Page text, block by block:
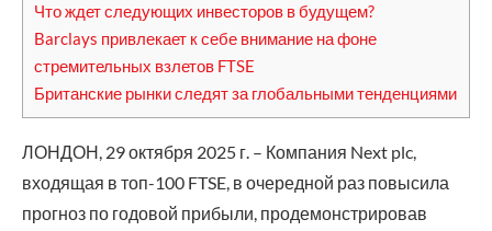
Что ждет следующих инвесторов в будущем?
Barclays привлекает к себе внимание на фоне
стремительных взлетов FTSE
Британские рынки следят за глобальными тенденциями
ЛОНДОН, 29 октября 2025 г. – Компания Next plc,
входящая в топ-100 FTSE, в очередной раз повысила
прогноз по годовой прибыли, продемонстрировав